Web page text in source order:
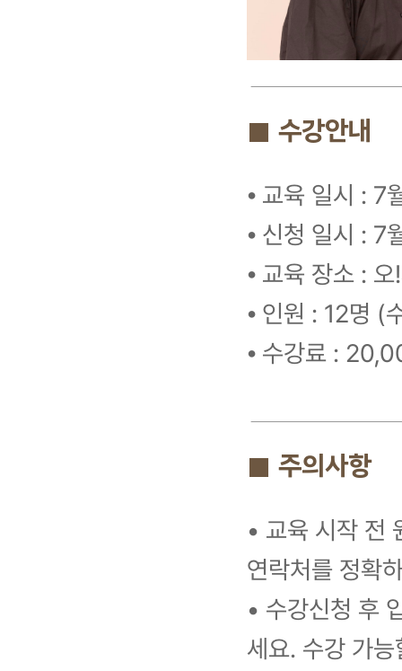
■ 수강안내
⦁ 교육 일시 :
⦁ 신청 일시 : 7
⦁ 교육 장소 :
⦁ 인원 : 12명 (
⦁ 수강료 :
■ 주의사항
• 교육 시작 전
연락처를 정확
• 수강신청 후
세요. 수강 가